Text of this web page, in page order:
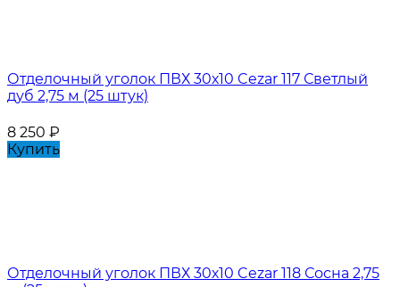
Отделочный уголок ПВХ 30х10 Cezar 117 Светлый
дуб 2,75 м (25 штук)
8 250 ₽
Купить
Отделочный уголок ПВХ 30х10 Cezar 118 Сосна 2,75